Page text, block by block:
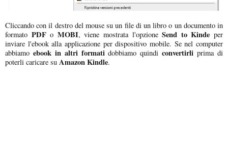
Cliccando con il destro del mouse su un file di un libro o un documento in
formato PDFo MOBI, viene mostrata l'opzioneSend to Kinde per
inviare l'ebook alla applicazione per dispositivo mobile. Se nel computer
abbiamo ebook in altri formati dobbiamo quindiconvertirliprima di
poterli caricare su Amazon Kindle.